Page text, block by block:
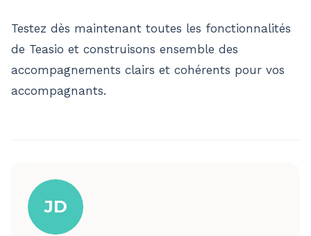
Testez dès maintenant toutes les fonctionnalités
de Teasio et construisons ensemble des
accompagnements clairs et cohérents pour vos
accompagnants.
JD